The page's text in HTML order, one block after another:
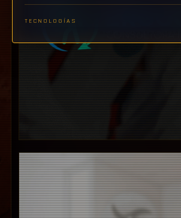
TECNOLOGÍAS